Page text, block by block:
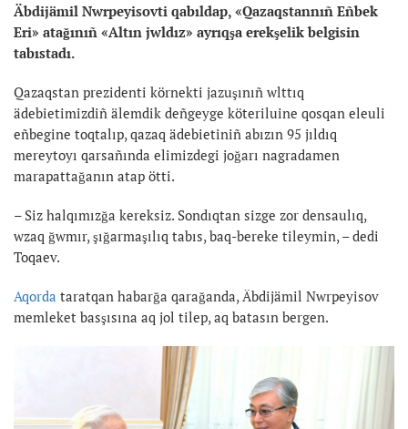
Äbdijämil Nwrpeyisovti qabıldap, «Qazaqstannıñ Eñbek
Eri» atağınıñ «Altın jwldız» ayrıqşa erekşelik belgisin
tabıstadı.
Qazaqstan prezidenti körnekti jazuşınıñ wlttıq
ädebietimizdiñ älemdik deñgeyge köteriluine qosqan eleuli
eñbegine toqtalıp, qazaq ädebietiniñ abızın 95 jıldıq
mereytoyı qarsañında elimizdegi joğarı nagradamen
marapattağanın atap ötti.
– Siz halqımızğa kereksiz. Sondıqtan sizge zor densaulıq,
wzaq ğwmır, şığarmaşılıq tabıs, baq-bereke tileymin, – dedi
Toqaev.
Aqorda taratqan habarğa qarağanda, Äbdijämil Nwrpeyisov
memleket basşısına aq jol tilep, aq batasın bergen.